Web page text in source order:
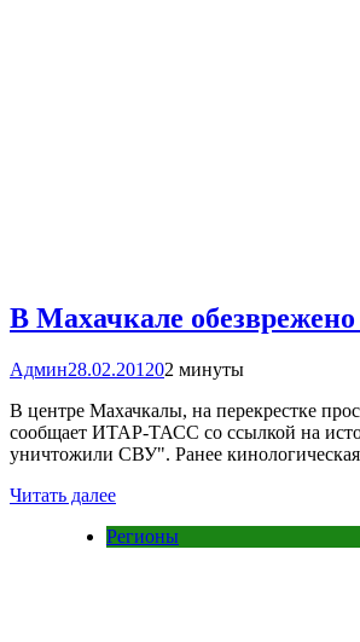
В Махачкале
Админ28.02.201202 минуты
В центре Махачкалы, на перекрестке
сообщает ИТАР-ТАСС со ссылкой на
уничтожили СВУ". Ранее
Читать далее
Регионы